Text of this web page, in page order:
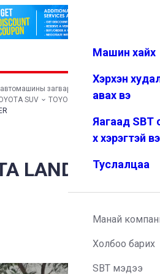
Дуртай Цэс
Машин хайх
Хэрхэн
авах вэ
Яагаад SBT
х хэрэгтэй
Туслалцаа
Манай
Холбоо барих
SBT мэдээ
загварууд
SUV
TOYOTA LAND CRUISER
LAND